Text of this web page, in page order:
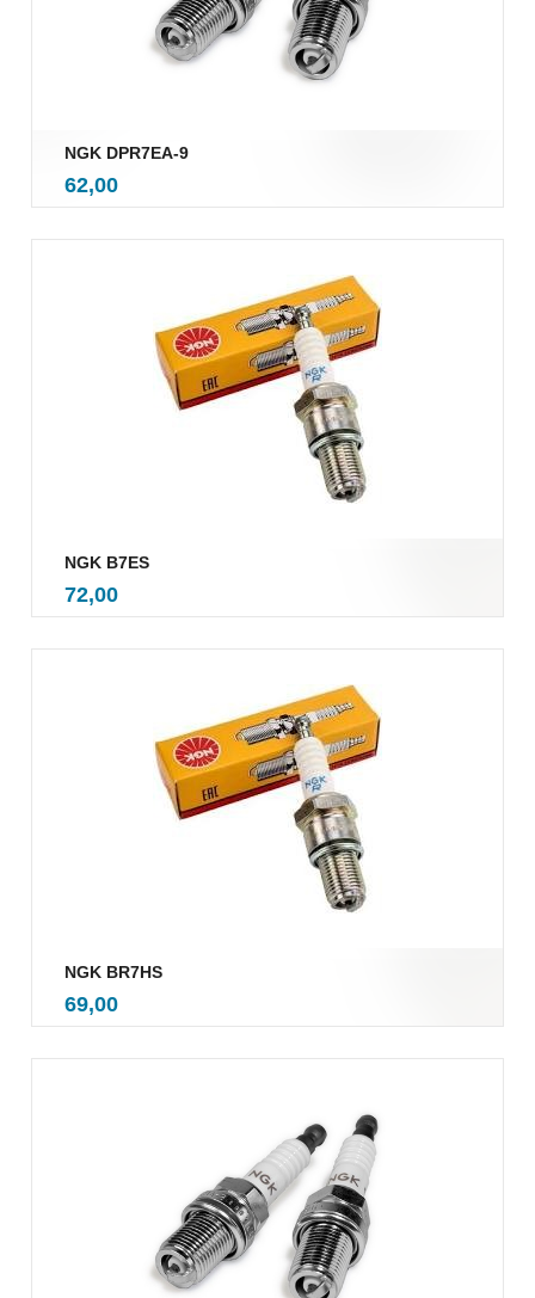
NGK DPR7EA-9
Pris
62,00mva.
NGK B7ES
Pris
72,00mva.
NGK BR7HS
Pris
69,00mva.